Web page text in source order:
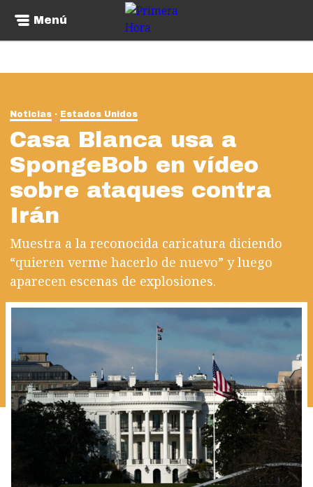
Menú
Noticias Estados Unidos
Casa Blanca usa a
SpongeBob en vídeo
sobre ataques contra
Irán
Muestra a la reconocida caricatura diciendo
“quieren verme hacerlo de nuevo” y luego
aparecen escenas de explosiones.